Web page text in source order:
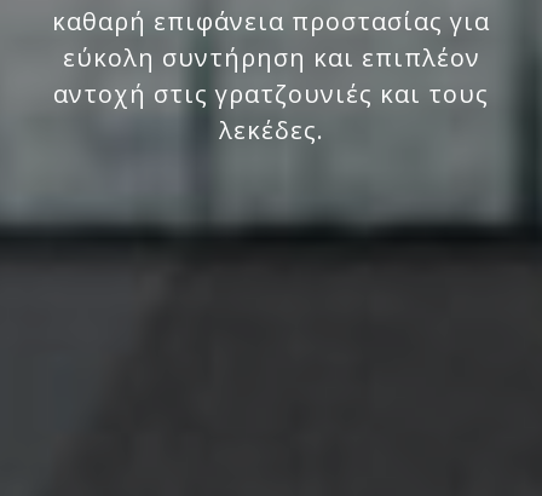
καθαρή επιφάνεια προστασίας για
εύκολη συντήρηση και επιπλέον
αντοχή στις γρατζουνιές και τους
λεκέδες.